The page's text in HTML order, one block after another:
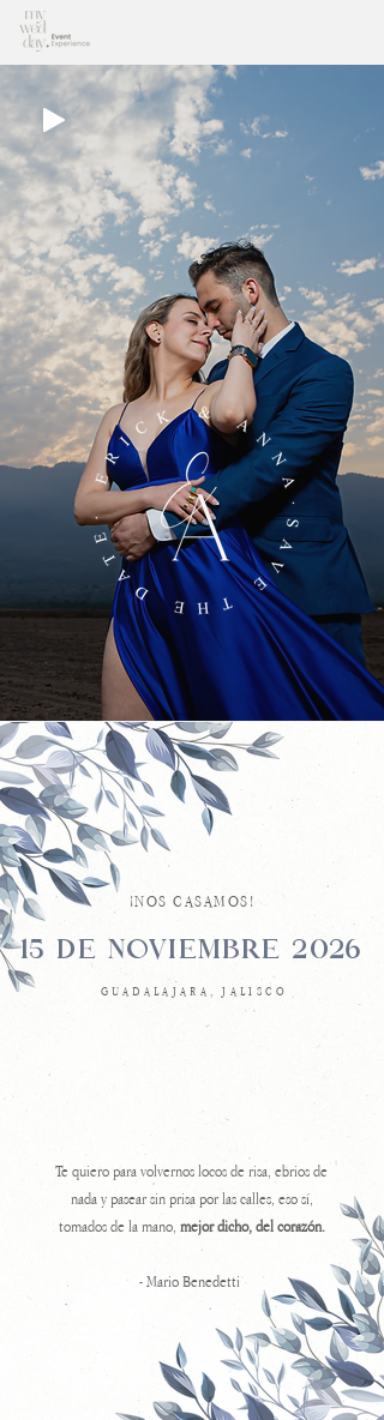
¡NOS CASAMOS!
15 DE NOVIEMBRE 2026
GUADALAJARA, JALISCO
Te quiero para volvernos locos de risa, ebrios de
nada y pasear sin prisa por las calles, eso sí,
tomados de la mano, mejor dicho, del corazón.
- Mario Benedetti